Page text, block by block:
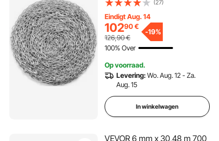
snelkoppelingen, verzinkte
koolstofstalen schakelketting
voor slepen, ophangen,
kamperen, huisdieren slepen
(27)
Eindigt Aug. 14
10290€
126,90€
-19%
100% Over
Op voorraad.
Levering:Wo. Aug. 12 - Za.
Aug. 15
In winkelwagen
VEVOR 6 mm x 30,48 m 700